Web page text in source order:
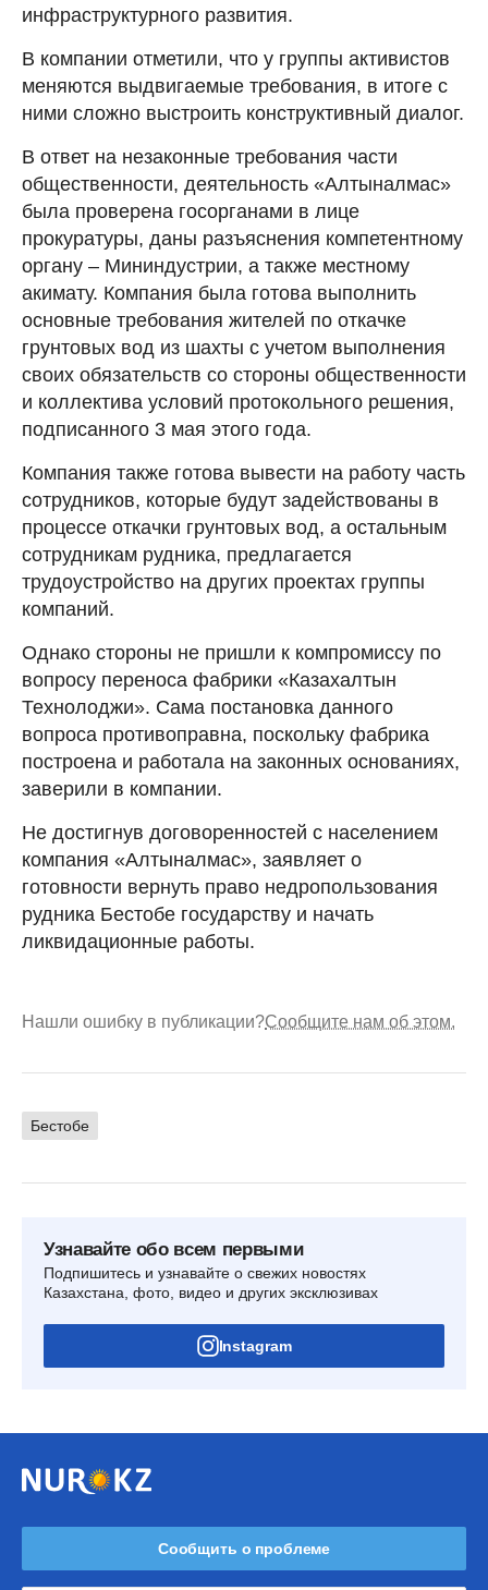
инфраструктурного развития.
В компании отметили, что у группы активистов
меняются выдвигаемые требования, в итоге с
ними сложно выстроить конструктивный диалог.
В ответ на незаконные требования части
общественности, деятельность «Алтыналмас»
была проверена госорганами в лице
прокуратуры, даны разъяснения компетентному
органу – Мининдустрии, а также местному
акимату. Компания была готова выполнить
основные требования жителей по откачке
грунтовых вод из шахты с учетом выполнения
своих обязательств со стороны общественности
и коллектива условий протокольного решения,
подписанного 3 мая этого года.
Компания также готова вывести на работу часть
сотрудников, которые будут задействованы в
процессе откачки грунтовых вод, а остальным
сотрудникам рудника, предлагается
трудоустройство на других проектах группы
компаний.
Однако стороны не пришли к компромиссу по
вопросу переноса фабрики «Казахалтын
Технолоджи». Сама постановка данного
вопроса противоправна, поскольку фабрика
построена и работала на законных основаниях,
заверили в компании.
Не достигнув договоренностей с населением
компания «Алтыналмас», заявляет о
готовности вернуть право недропользования
рудника Бестобе государству и начать
ликвидационные работы.
Нашли ошибку в публикации?Сообщите нам об этом.
Бестобе
Узнавайте обо всем первыми
Подпишитесь и узнавайте о свежих новостях
Казахстана, фото, видео и других эксклюзивах
Instagram
Сообщить о проблеме